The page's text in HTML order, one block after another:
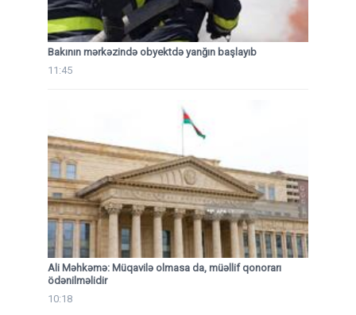
Bakının mərkəzində obyektdə yanğın başlayıb
11:45
Ali Məhkəmə: Müqavilə olmasa da, müəllif qonorarı
ödənilməlidir
10:18